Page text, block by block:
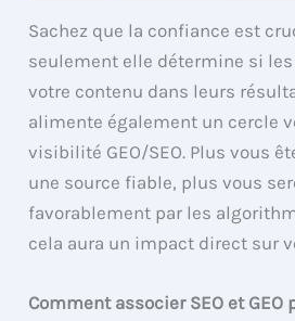
Sachez que la confiance est
seulement elle détermine si
votre contenu dans leurs
alimente également un cercle
visibilité GEO/SEO. Plus vous
une source fiable, plus vous
favorablement par les
cela aura un impact direct sur
Comment associer SEO et